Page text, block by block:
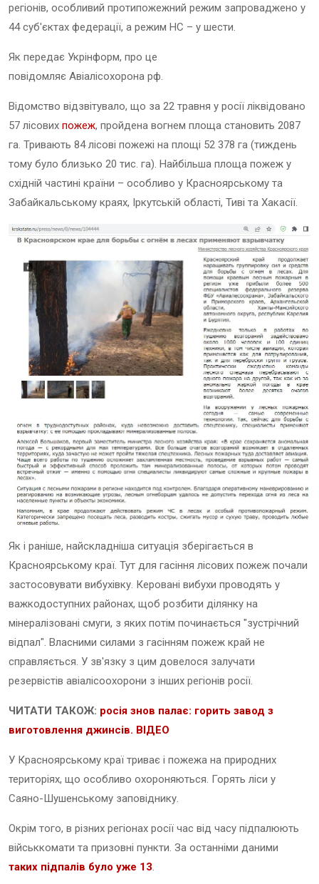
регіонів, особливий протипожежний режим запроваджено у
44 суб'єктах федерації, а режим НС – у шести.
Як передає Укрінформ, про це
повідомляє Авіалісохорона рф.
Відомство відзвітувало, що за 22 травня у росії ліквідовано
57 лісових пожеж, пройдена вогнем площа становить 2087
га. Тривають 84 лісові пожежі на площі 52 378 га (тиждень
тому було близько 20 тис. га). Найбільша площа пожеж у
східній частині країни – особливо у Красноярському та
Забайкальському краях, Іркутській області, Тиві та Хакасії.
Як і раніше, найскладніша ситуація зберігається в
Красноярському краї. Тут для гасіння лісових пожеж почали
застосовувати вибухівку. Керовані вибухи проводять у
важкодоступних районах, щоб розбити ділянку на
мінералізовані смуги, з яких потім починається "зустрічний
відпал". Власними силами з гасінням пожеж край не
справляється. У зв'язку з цим довелося залучати
резервістів авіалісоохорони з інших регіонів росії.
ЧИТАТИ ТАКОЖ: росія знов палає: горить завод з
виготовлення джинсів. ВІДЕО
У Красноярському краї триває і пожежа на природних
територіях, що особливо охороняються. Горять ліси у
Саяно-Шушенському заповіднику.
Окрім того, в різних регіонах росії час від часу підпалюють
військкомати та призовні пункти. За останніми даними
таких підпалів було уже 13.